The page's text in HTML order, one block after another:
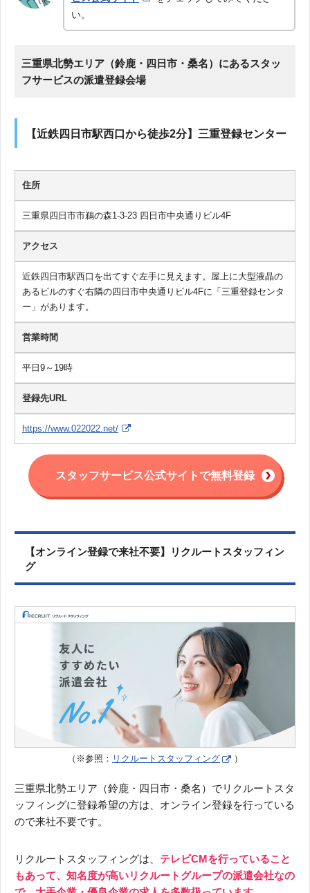
い。
三重県北勢エリア（鈴鹿・四日市・桑名）にあるスタッ
フサービスの派遣登録会場
【近鉄四日市駅西口から徒歩2分】三重登録センター
住所
三重県四日市市鵜の森1-3-23 四日市中央通りビル4F
アクセス
近鉄四日市駅西口を出てすぐ左手に見えます。屋上に大型液晶の
あるビルのすぐ右隣の四日市中央通りビル4Fに「三重登録センタ
ー」があります。
営業時間
平日9～19時
登録先URL
https://www.022022.net/
スタッフサービス公式サイトで無料登録
【オンライン登録で来社不要】リクルートスタッフィン
グ
（※参照： リクルートスタッフィング ）
三重県北勢エリア（鈴鹿・四日市・桑名）でリクルートスタ
ッフィングに登録希望の方は、オンライン登録を行っている
ので来社不要です。
リクルートスタッフィングは、 テレビCMを行っていること
もあって、知名度が高いリクルートグループの派遣会社なの